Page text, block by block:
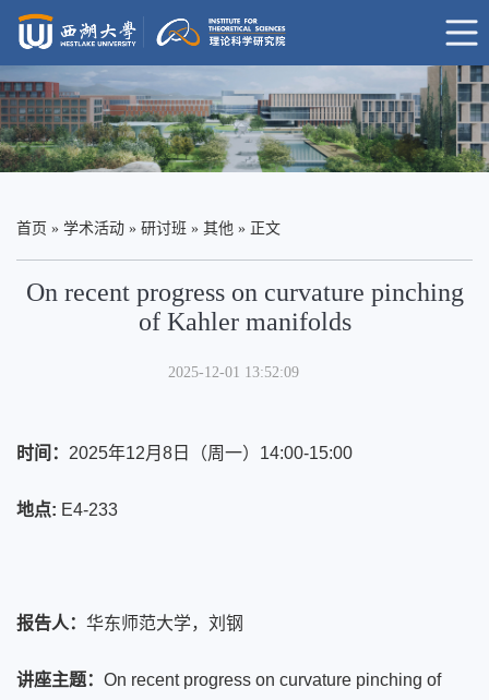
首页 » 学术活动 » 研讨班 » 其他 » 正文
On recent progress on curvature pinching
of Kahler manifolds
2025-12-01 13:52:09
时间： 2025年12月8日（周一）14:00-15:00
地点: E4-233
报告人： 华东师范大学，刘钢
讲座主题： On recent progress on curvature pinching of